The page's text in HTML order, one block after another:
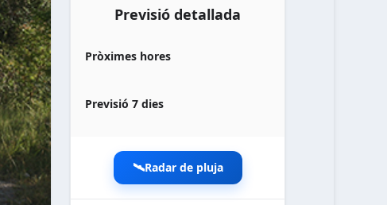
Previsió detallada
Pròximes hores
Previsió 7 dies
🛰️Radar de pluja